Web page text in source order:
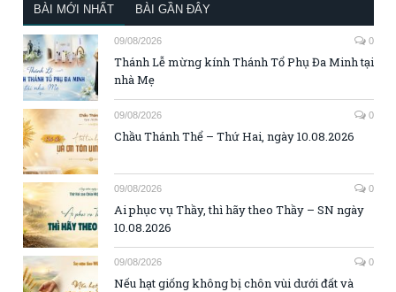
BÀI MỚI NHẤT BÀI GẦN ĐÂY
09/08/2026 0
Thánh Lễ mừng kính Thánh Tổ Phụ Đa Minh tại
nhà Mẹ
09/08/2026 0
Chầu Thánh Thể – Thứ Hai, ngày 10.08.2026
09/08/2026 0
Ai phục vụ Thầy, thì hãy theo Thầy – SN ngày
10.08.2026
09/08/2026 0
Nếu hạt giống không bị chôn vùi dưới đất và